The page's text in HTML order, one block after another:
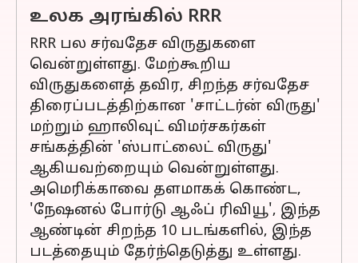
உலக அரங்கில் RRR
RRR பல சர்வதேச விருதுகளை
வென்றுள்ளது. மேற்கூறிய
விருதுகளைத் தவிர, சிறந்த சர்வதேச
திரைப்படத்திற்கான 'சாட்டர்ன் விருது'
மற்றும் ஹாலிவுட் விமர்சகர்கள்
சங்கத்தின் 'ஸ்பாட்லைட் விருது'
ஆகியவற்றையும் வென்றுள்ளது.
அமெரிக்காவை தளமாகக் கொண்ட,
'நேஷனல் போர்டு ஆஃப் ரிவியூ', இந்த
ஆண்டின் சிறந்த 10 படங்களில், இந்த
படத்தையும் தேர்ந்தெடுத்து உள்ளது.